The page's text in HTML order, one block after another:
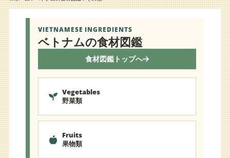
VIETNAMESE INGREDIENTS
ベトナムの食材図鑑
食材図鑑トップへ
Vegetables
野菜類
Fruits
果物類